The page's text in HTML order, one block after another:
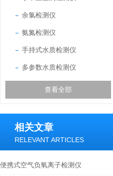
余氯检测仪
氨氮检测仪
手持式水质检测仪
多参数水质检测仪
查看全部
相关文章
RELEVANT ARTICLES
便携式空气负氧离子检测仪